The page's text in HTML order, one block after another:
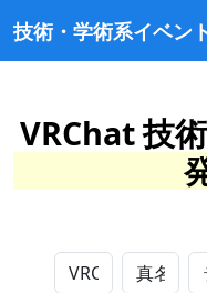
技術・学術系イベン
VRChat 技